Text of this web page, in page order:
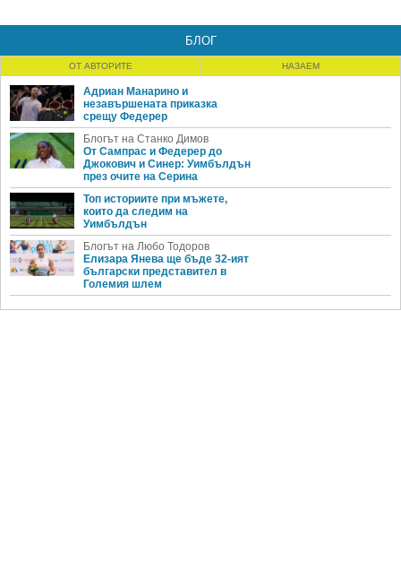
БЛОГ
ОТ АВТОРИТЕ НАЗАЕМ
Адриан Манарино и
незавършената приказка
срещу Федерер
Блогът на Станко Димов
От Сампрас и Федерер до
Джокович и Синер: Уимбълдън
през очите на Серина
Топ историите при мъжете,
които да следим на
Уимбълдън
Блогът на Любо Тодоров
Елизара Янева ще бъде 32-ият
български представител в
Големия шлем